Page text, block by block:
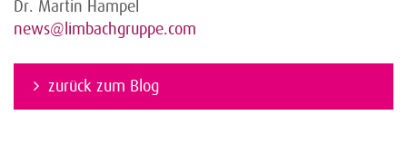
Dr. Martin Hampel
news@limbachgruppe.com
zurück zum Blog